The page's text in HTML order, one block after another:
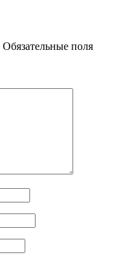
Обязательные поля